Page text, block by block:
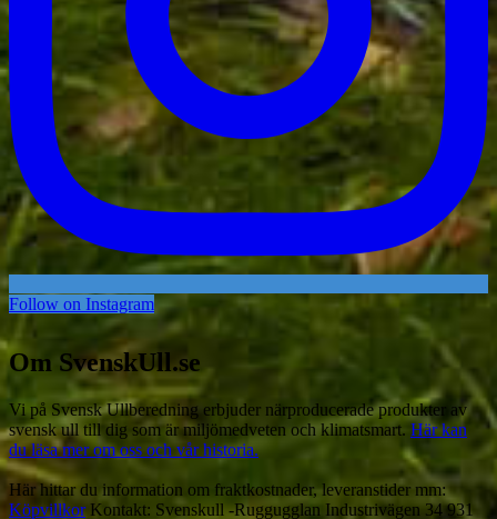
Follow on Instagram
Om SvenskUll.se
Vi på Svensk Ullberedning erbjuder närproducerade produkter av
svensk ull till dig som är miljömedveten och klimatsmart. Här kan
du läsa mer om oss och vår historia.
Här hittar du information om fraktkostnader, leveranstider mm:
KöpvillkorKontakt: Svenskull -Ruggugglan Industrivägen 34 931